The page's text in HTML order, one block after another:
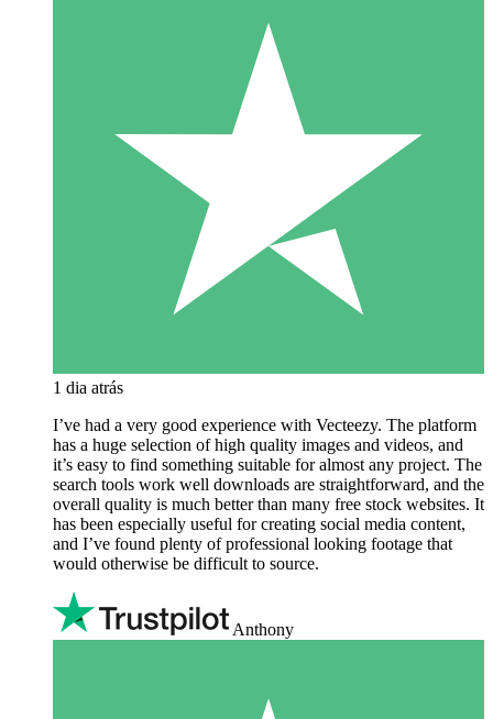
1 dia atrás
I’ve had a very good experience with Vecteezy. The platform
has a huge selection of high quality images and videos, and
it’s easy to find something suitable for almost any project. The
search tools work well downloads are straightforward, and the
overall quality is much better than many free stock websites. It
has been especially useful for creating social media content,
and I’ve found plenty of professional looking footage that
would otherwise be difficult to source.
Anthony